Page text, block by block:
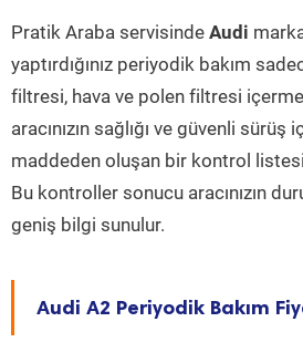
Pratik Araba servisinde Audi
yaptırdığınız periyodik bakım
filtresi, hava ve polen filtresi
aracınızın sağlığı ve güvenli
maddeden oluşan bir kontrol listesi
Bu kontroller sonucu aracınızın
geniş bilgi sunulur.
Audi A2 Periyodik Bakım